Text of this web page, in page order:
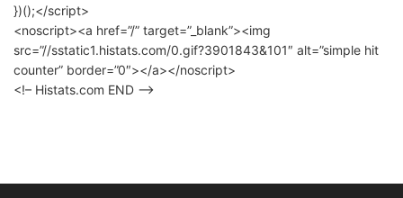
})();</script>
<noscript><a href=”/” target=”_blank”><img
src=”//sstatic1.histats.com/0.gif?3901843&101″ alt=”simple hit
counter” border=”0″></a></noscript>
<!– Histats.com END –>